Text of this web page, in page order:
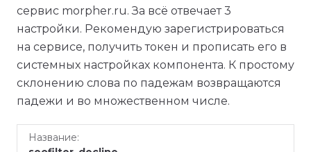
сервис morpher.ru. За всё отвечает 3
настройки. Рекомендую зарегистрироваться
на сервисе, получить токен и прописать его в
системных настройках компонента. К простому
склонению слова по падежам возвращаются
падежи и во множественном числе.
Название